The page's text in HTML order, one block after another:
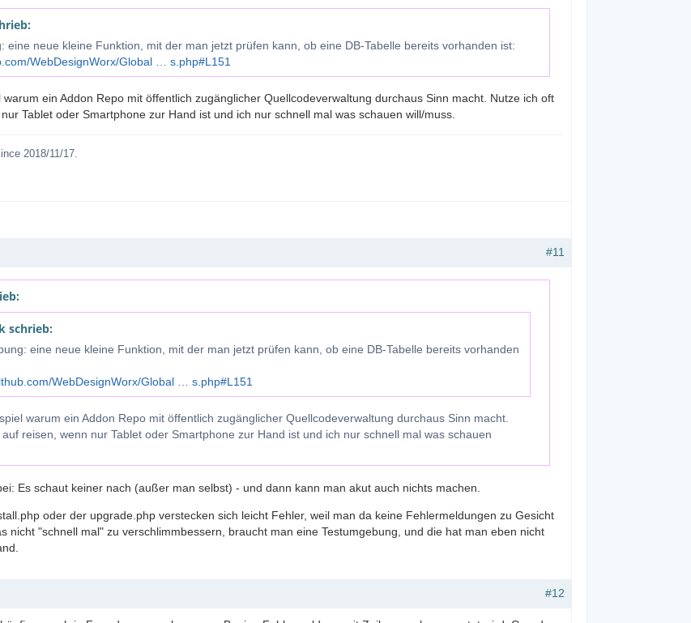
eine neue kleine Funktion, mit der man jetzt prüfen kann, ob eine DB-Tabelle bereits vorhanden ist:
WebDesignWorx/Global … s.php#L151
warum ein Addon Repo mit öffentlich zugänglicher Quellcodeverwaltung durchaus Sinn macht. Nutze ich oft
Tablet oder Smartphone zur Hand ist und ich nur schnell mal was schauen will/muss.
2018/11/17.
#11
schrieb:
eine neue kleine Funktion, mit der man jetzt prüfen kann, ob eine DB-Tabelle bereits vorhanden
WebDesignWorx/Global … s.php#L151
warum ein Addon Repo mit öffentlich zugänglicher Quellcodeverwaltung durchaus Sinn macht.
auf reisen, wenn nur Tablet oder Smartphone zur Hand ist und ich nur schnell mal was schauen
Es schaut keiner nach (außer man selbst) - und dann kann man akut auch nichts machen.
oder der upgrade.php verstecken sich leicht Fehler, weil man da keine Fehlermeldungen zu Gesicht
nicht "schnell mal" zu verschlimmbessern, braucht man eine Testumgebung, und die hat man eben nicht
#12